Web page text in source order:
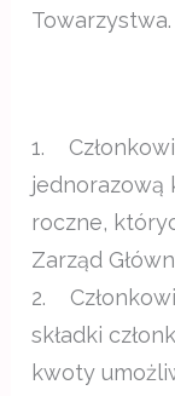
Towarzystwa.
1.
jednorazową
roczne,
Zarząd
2.
składki
kwoty